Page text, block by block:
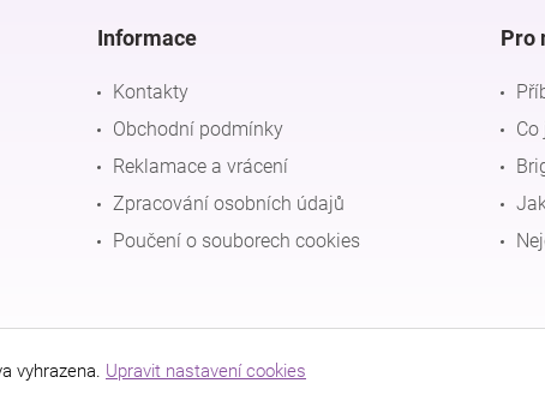
Informace
Kontakty
Obchodní podmínky
Reklamace a vrácení
Zpracování osobních údajů
Poučení o souborech cookies
Pro
Co
vyhrazena. Upravit nastavení cookies